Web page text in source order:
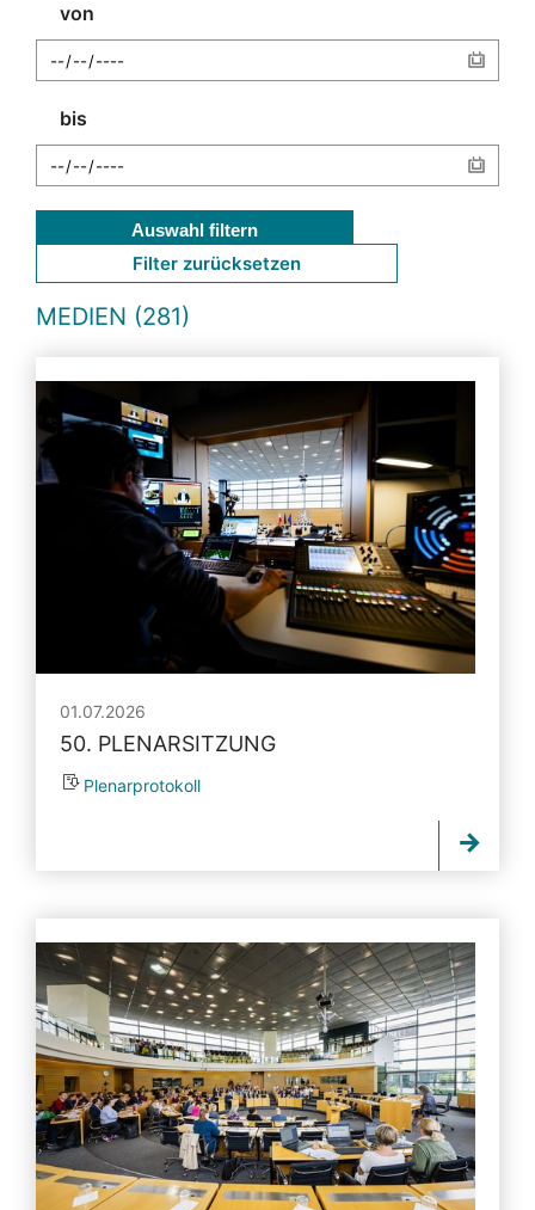
von
bis
Auswahl filtern
Filter zurücksetzen
MEDIEN (281)
01.07.2026
50. PLENARSITZUNG
Plenarprotokoll